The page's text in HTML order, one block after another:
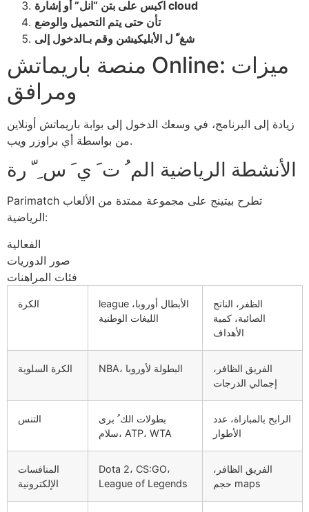
اكبس على بتن “انل” أو إشارة cloud
تأن حتى يتم التحميل والوضع
شغ ّ ل الأبليكيشن وقم بـالدخول إلى
منصة باريماتش Online: ميزات
ومرافق
زيادة إلى البرنامج، في وسعك الدخول إلى بوابة باريماتش أونلاين
من بواسطة أي براوزر ويب.
الأنشطة الرياضية الم ُ ت َ ي َ س ِ ّ رة
Parimatch تطرح بيتينج على مجموعة ممتدة من الألعاب
الرياضية:
الفعالية
صور الدوريات
فئات المراهنات
الكرة
league الأبطال أوروبا،
الليغات الوطنية
الظفر، الناتج
الصائبة، كمية
الأهداف
الكرة السلوية NBA، البطولة لأوروبا
الفريق الظافر،
إجمالي الدرجات
التنس
بطولات الك ُ برى
سلام، ATP، WTA
الرابح بالمباراة، عدد
الأطوار
المنافسات
الإلكترونية
Dota 2، CS:GO،
League of Legends
الفريق الظافر،
حجم maps